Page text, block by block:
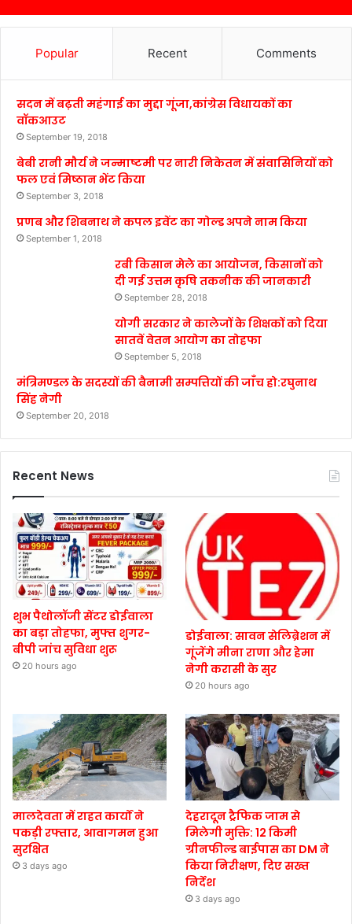
Popular Recent Comments
सदन में बढ़ती महंगाई का मुद्दा गूंजा,कांग्रेस विधायकों का
वॉकआउट
September 19, 2018
बेबी रानी मौर्य ने जन्माष्टमी पर नारी निकेतन में संवासिनियों को
फल एवं मिष्ठान भेंट किया
September 3, 2018
प्रणब और शिबनाथ ने कपल इवेंट का गोल्ड अपने नाम किया
September 1, 2018
रबी किसान मेले का आयोजन, किसानों को
दी गई उत्तम कृषि तकनीक की जानकारी
September 28, 2018
योगी सरकार ने कालेजों के शिक्षकों को दिया
सातवें वेतन आयोग का तोहफा
September 5, 2018
मंत्रिमण्डल के सदस्यों की बैनामी सम्पत्तियों की जाँच हो:रघुनाथ
सिंह नेगी
September 20, 2018
Recent News
शुभ पैथोलॉजी सेंटर डोईवाला
का बड़ा तोहफा, मुफ्त शुगर-
बीपी जांच सुविधा शुरू
20 hours ago
डोईवाला: सावन सेलिब्रेशन में
गूंजेंगे मीना राणा और हेमा
नेगी करासी के सुर
20 hours ago
मालदेवता में राहत कार्यों ने
पकड़ी रफ्तार, आवागमन हुआ
सुरक्षित
3 days ago
देहरादून ट्रैफिक जाम से
मिलेगी मुक्ति: 12 किमी
ग्रीनफील्ड बाईपास का DM ने
किया निरीक्षण, दिए सख्त
निर्देश
3 days ago